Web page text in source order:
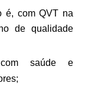
é, com QVT na
de qualidade
saúde e